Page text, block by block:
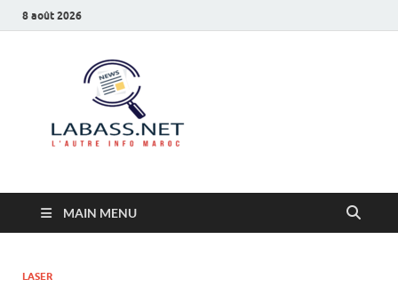
8 août 2026
MAIN MENU
LASER